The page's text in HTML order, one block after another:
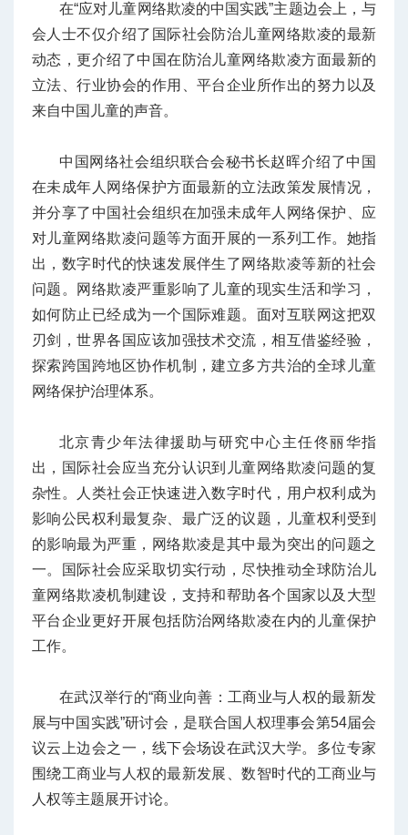
在“应对儿童网络欺凌的中国实践”主题边会上，与
会人士不仅介绍了国际社会防治儿童网络欺凌的最新
动态，更介绍了中国在防治儿童网络欺凌方面最新的
立法、行业协会的作用、平台企业所作出的努力以及
来自中国儿童的声音。
中国网络社会组织联合会秘书长赵晖介绍了中国
在未成年人网络保护方面最新的立法政策发展情况，
并分享了中国社会组织在加强未成年人网络保护、应
对儿童网络欺凌问题等方面开展的一系列工作。她指
出，数字时代的快速发展伴生了网络欺凌等新的社会
问题。网络欺凌严重影响了儿童的现实生活和学习，
如何防止已经成为一个国际难题。面对互联网这把双
刃剑，世界各国应该加强技术交流，相互借鉴经验，
探索跨国跨地区协作机制，建立多方共治的全球儿童
网络保护治理体系。
北京青少年法律援助与研究中心主任佟丽华指
出，国际社会应当充分认识到儿童网络欺凌问题的复
杂性。人类社会正快速进入数字时代，用户权利成为
影响公民权利最复杂、最广泛的议题，儿童权利受到
的影响最为严重，网络欺凌是其中最为突出的问题之
一。国际社会应采取切实行动，尽快推动全球防治儿
童网络欺凌机制建设，支持和帮助各个国家以及大型
平台企业更好开展包括防治网络欺凌在内的儿童保护
工作。
在武汉举行的“商业向善：工商业与人权的最新发
展与中国实践”研讨会，是联合国人权理事会第54届会
议云上边会之一，线下会场设在武汉大学。多位专家
围绕工商业与人权的最新发展、数智时代的工商业与
人权等主题展开讨论。